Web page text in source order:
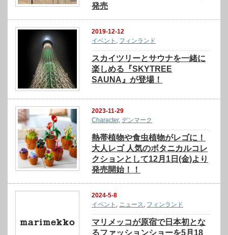
発売
2019-12-12
イベント , フィンランド
スカイツリーとサウナを一緒に
楽しめる『SKYTREE
SAUNA』が登場！
2023-11-29
Character,デンマーク
熱帯植物や食虫植物がレゴに！
大人レゴ 人気のボタニカルコレ
クションとして12月1日(金)より
発売開始！！
2024-5-8
イベント , ニュース, フィンランド
マリメッコが原宿で日本初とな
るファッションショーを5月18